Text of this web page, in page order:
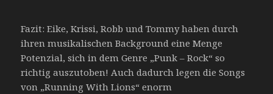
Fazit: Eike, Krissi, Robb und Tommy haben durch
ihren musikalischen Background eine Menge
Potenzial, sich in dem Genre „Punk – Rock“ so
richtig auszutoben! Auch dadurch legen die Songs
von „Running With Lions“ enorm